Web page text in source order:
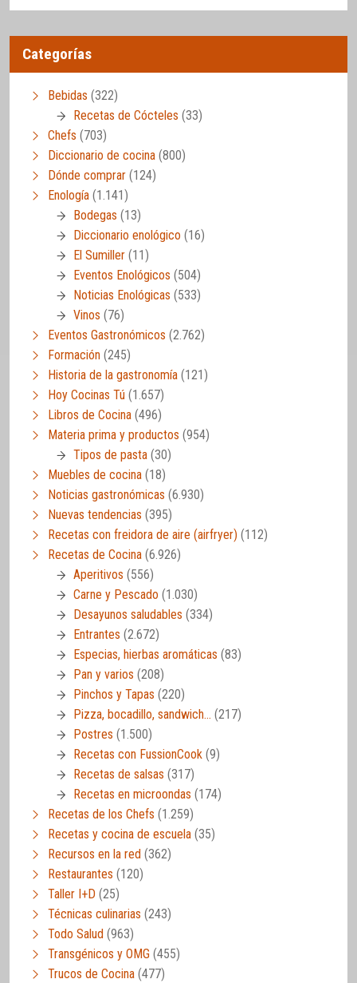
Categorías
Bebidas (322)
Recetas de Cócteles (33)
Chefs (703)
Diccionario de cocina (800)
Dónde comprar (124)
Enología (1.141)
Bodegas (13)
Diccionario enológico (16)
El Sumiller (11)
Eventos Enológicos (504)
Noticias Enológicas (533)
Vinos (76)
Eventos Gastronómicos (2.762)
Formación (245)
Historia de la gastronomía (121)
Hoy Cocinas Tú (1.657)
Libros de Cocina (496)
Materia prima y productos (954)
Tipos de pasta (30)
Muebles de cocina (18)
Noticias gastronómicas (6.930)
Nuevas tendencias (395)
Recetas con freidora de aire (airfryer) (112)
Recetas de Cocina (6.926)
Aperitivos (556)
Carne y Pescado (1.030)
Desayunos saludables (334)
Entrantes (2.672)
Especias, hierbas aromáticas (83)
Pan y varios (208)
Pinchos y Tapas (220)
Pizza, bocadillo, sandwich… (217)
Postres (1.500)
Recetas con FussionCook (9)
Recetas de salsas (317)
Recetas en microondas (174)
Recetas de los Chefs (1.259)
Recetas y cocina de escuela (35)
Recursos en la red (362)
Restaurantes (120)
Taller I+D (25)
Técnicas culinarias (243)
Todo Salud (963)
Transgénicos y OMG (455)
Trucos de Cocina (477)